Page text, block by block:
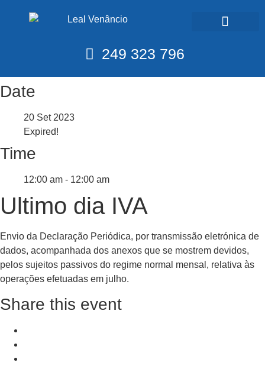
249 323 796
Date
20 Set 2023
Expired!
Time
12:00 am - 12:00 am
Ultimo dia IVA
Envio da Declaração Periódica, por transmissão eletrónica de
dados, acompanhada dos anexos que se mostrem devidos,
pelos sujeitos passivos do regime normal mensal, relativa às
operações efetuadas em julho.
Share this event